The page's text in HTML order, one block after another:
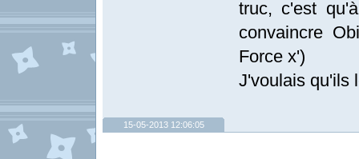
truc, c'est
convaincre
Force x')
J'voulais qu'ils
15-05-2013 12:06:05